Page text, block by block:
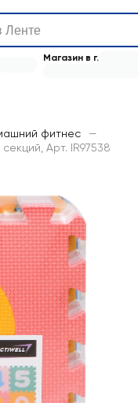
Магазин в г.
фитнес
—
Арт. IR97538